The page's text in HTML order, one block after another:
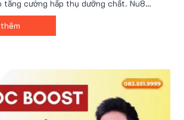
tăng cường hấp thụ dưỡng chất. Nu88
đãi từ 3 triệu đồng kèm bộ quà tặng
sản phẩm chính hãng.